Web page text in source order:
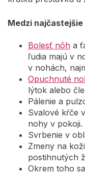
Medzi
Bolesť nôh a
ľudia majú v
v nohách,
Opuchnuté
lýtok alebo
Pálenie a
Svalové kŕče
nohy v pokoji.
Svrbenie v
Zmeny na
postihnutých
Okrem toho